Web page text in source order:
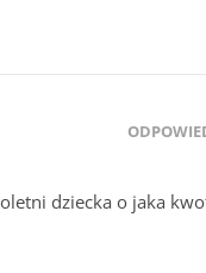
dziecka o jaka